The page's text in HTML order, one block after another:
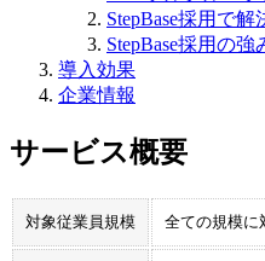
StepBase採用で
StepBase採用の強
導入効果
企業情報
サービス概要
対象従業員規模 全ての規模に